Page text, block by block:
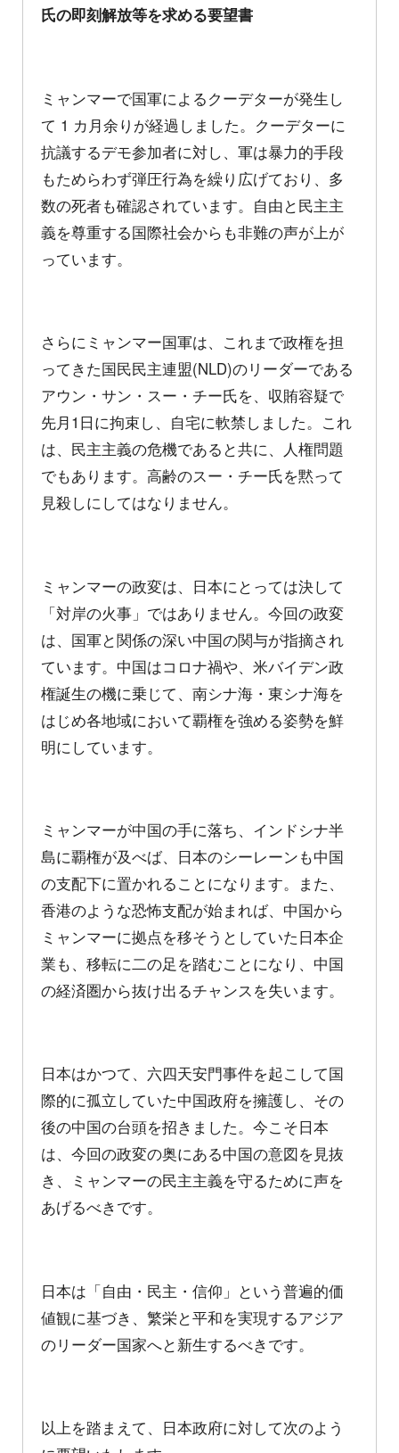
氏の即刻解放等を求める要望書
ミャンマーで国軍によるクーデターが発生し
て 1 カ月余りが経過しました。クーデターに
抗議するデモ参加者に対し、軍は暴力的手段
もためらわず弾圧行為を繰り広げており、多
数の死者も確認されています。自由と民主主
義を尊重する国際社会からも非難の声が上が
っています。
さらにミャンマー国軍は、これまで政権を担
ってきた国民民主連盟(NLD)のリーダーである
アウン・サン・スー・チー氏を、収賄容疑で
先月1日に拘束し、自宅に軟禁しました。これ
は、民主主義の危機であると共に、人権問題
でもあります。高齢のスー・チー氏を黙って
見殺しにしてはなりません。
ミャンマーの政変は、日本にとっては決して
「対岸の火事」ではありません。今回の政変
は、国軍と関係の深い中国の関与が指摘され
ています。中国はコロナ禍や、米バイデン政
権誕生の機に乗じて、南シナ海・東シナ海を
はじめ各地域において覇権を強める姿勢を鮮
明にしています。
ミャンマーが中国の手に落ち、インドシナ半
島に覇権が及べば、日本のシーレーンも中国
の支配下に置かれることになります。また、
香港のような恐怖支配が始まれば、中国から
ミャンマーに拠点を移そうとしていた日本企
業も、移転に二の足を踏むことになり、中国
の経済圏から抜け出るチャンスを失います。
日本はかつて、六四天安門事件を起こして国
際的に孤立していた中国政府を擁護し、その
後の中国の台頭を招きました。今こそ日本
は、今回の政変の奥にある中国の意図を見抜
き、ミャンマーの民主主義を守るために声を
あげるべきです。
日本は「自由・民主・信仰」という普遍的価
値観に基づき、繁栄と平和を実現するアジア
のリーダー国家へと新生するべきです。
以上を踏まえて、日本政府に対して次のよう